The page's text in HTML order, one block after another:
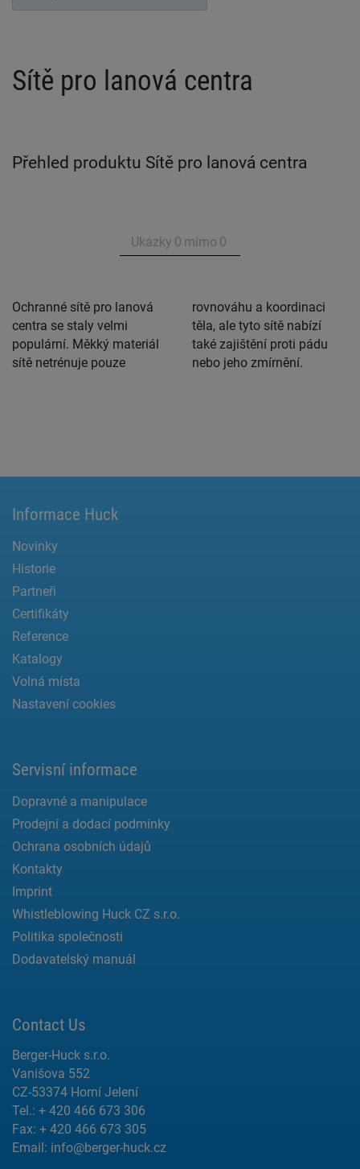
Sítě pro lanová centra
Přehled produktu Sítě pro lanová centra
Ukázky 0 mimo 0
Ochranné sítě pro lanová
centra se staly velmi
populární. Měkký materiál
sítě netrénuje pouze
rovnováhu a koordinaci
těla, ale tyto sítě nabízí
také zajištění proti pádu
nebo jeho zmírnění.
Informace Huck
Novinky
Historie
Partneři
Certifikáty
Reference
Katalogy
Volná místa
Nastavení cookies
Servisní informace
Dopravné a manipulace
Prodejní a dodací podmínky
Ochrana osobních údajů
Kontakty
Imprint
Whistleblowing Huck CZ s.r.o.
Politika společnosti
Dodavatelský manuál
Contact Us
Berger-Huck s.r.o.
Vanišova 552
CZ-53374 Horní Jelení
Tel.: + 420 466 673 306
Fax: + 420 466 673 305
Email: info@berger-huck.cz